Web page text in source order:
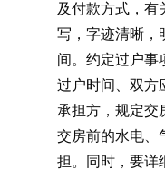
及付款方式，有
写，字迹清晰，
间。约定过户事
过户时间、双方
承担方，规定交
交房前的水电、
担。同时，要详